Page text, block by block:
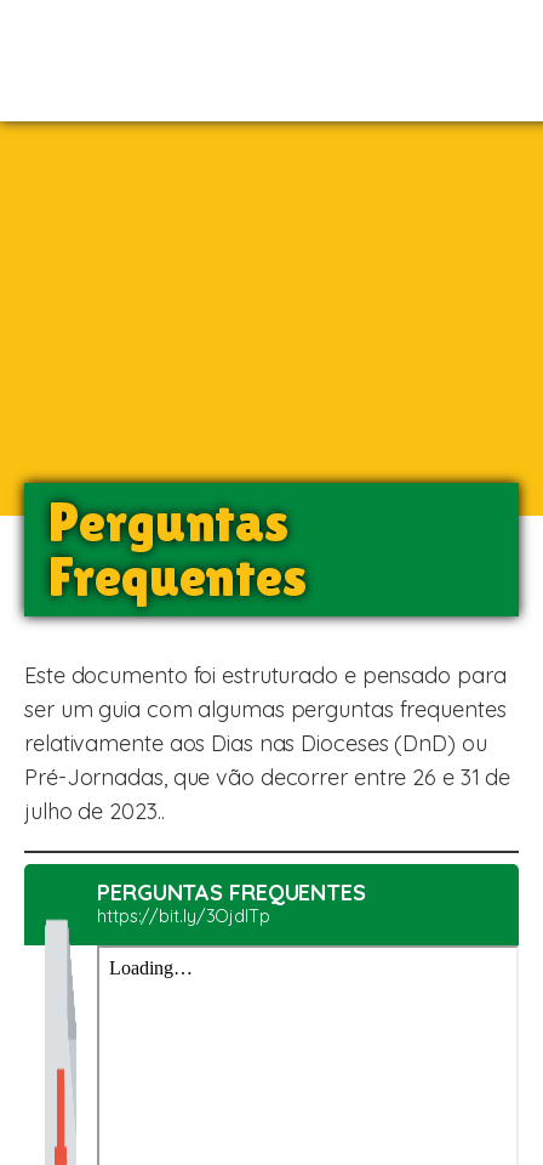
Perguntas
Frequentes
Este documento foi estruturado e pensado para
ser um guia com algumas perguntas frequentes
relativamente aos Dias nas Dioceses (DnD) ou
Pré-Jornadas, que vão decorrer entre 26 e 31 de
julho de 2023..
PERGUNTAS FREQUENTES
https://bit.ly/3OjdlTp